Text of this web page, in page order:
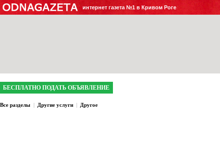
интернет газета №1 в Кривом Роге
БЕСПЛАТНО ПОДАТЬ ОБЪЯВЛЕНИЕ
Все разделы | Другие услуги | Другое